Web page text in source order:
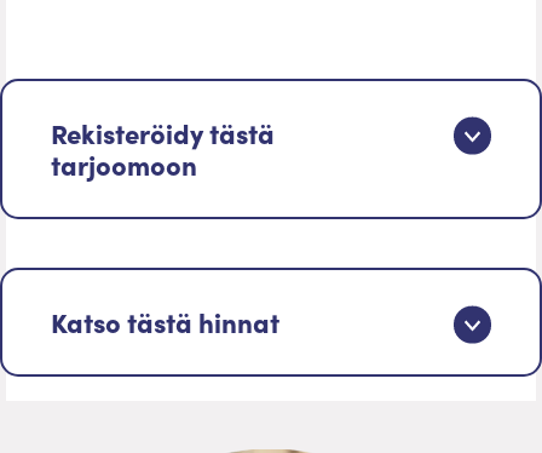
Rekisteröidy tästä
tarjoomoon
Katso tästä hinnat